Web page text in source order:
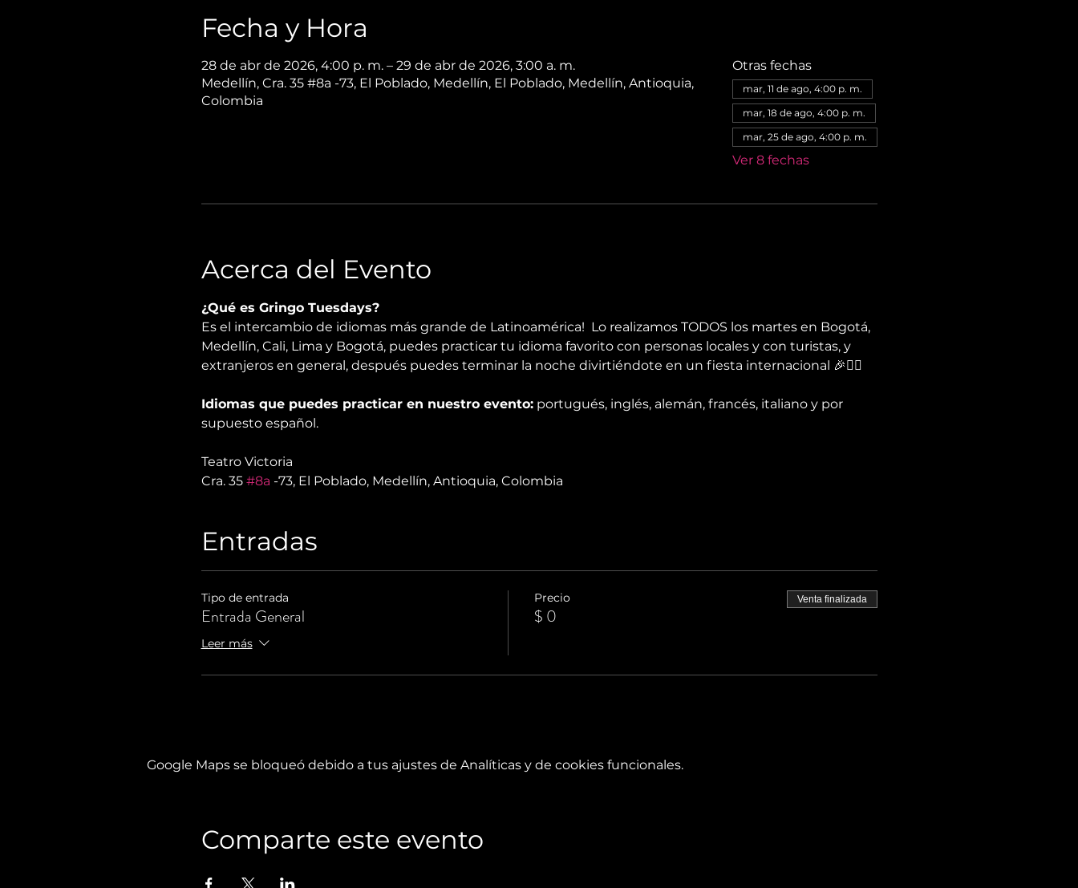
Fecha y Hora
28 de abr de 2026, 4:00 p. m. – 29 de abr de 2026, 3:00 a. m.
Medellín, Cra. 35 #8a -73, El Poblado, Medellín, El Poblado, Medellín, Antioquia,
Colombia
Otras fechas
mar, 11 de ago, 4:00 p. m.
mar, 18 de ago, 4:00 p. m.
mar, 25 de ago, 4:00 p. m.
Ver 8 fechas
Acerca del Evento
¿Qué es Gringo Tuesdays?
Es el intercambio de idiomas más grande de Latinoamérica!  Lo realizamos TODOS los martes en Bogotá,
Medellín, Cali, Lima y Bogotá, puedes practicar tu idioma favorito con personas locales y con turistas, y
extranjeros en general, después puedes terminar la noche divirtiéndote en un fiesta internacional 🎉✌🏻️
Idiomas que puedes practicar en nuestro evento: portugués, inglés, alemán, francés, italiano y por
supuesto español.
Teatro Victoria
Cra. 35 #8a -73, El Poblado, Medellín, Antioquia, Colombia
Entradas
Tipo de entrada
Entrada General
Leer más
Precio
$ 0
Venta finalizada
Google Maps se bloqueó debido a tus ajustes de Analíticas y de cookies funcionales.
Comparte este evento